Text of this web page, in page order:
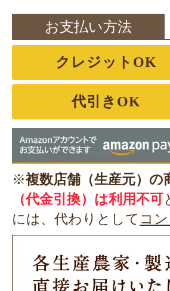
お支払い方法
クレジットOK
代引きOK
※複数店舗（生産元）の
（代金引換）は利用不可
には、代わりとして コ